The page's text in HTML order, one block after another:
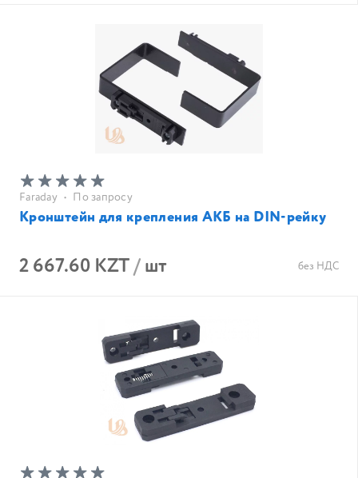
Faraday • По запросу
Кронштейн для крепления АКБ на DIN-рейку
2 667.60 KZT/шт без НДС